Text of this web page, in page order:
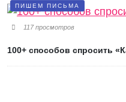
ПИШЕМ ПИСЬМА
117 просмотров
100+ способов спросить